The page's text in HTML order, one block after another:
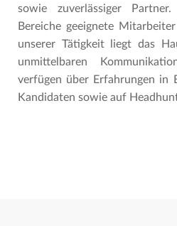
sowie zuverlässiger
Bereiche geeignete
unserer Tätigkeit liegt das
unmittelbaren
verfügen über Erfahrungen in
Kandidaten sowie auf